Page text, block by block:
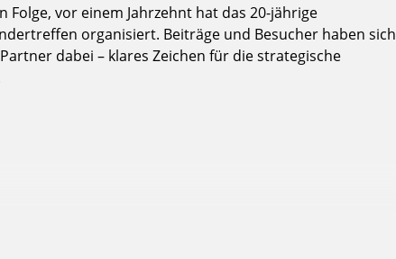
Folge, vor einem Jahrzehnt hat das 20-jährige
organisiert. Beiträge und Besucher haben sich
dabei – klares Zeichen für die strategische